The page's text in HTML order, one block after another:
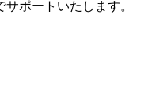
ポートいたします。